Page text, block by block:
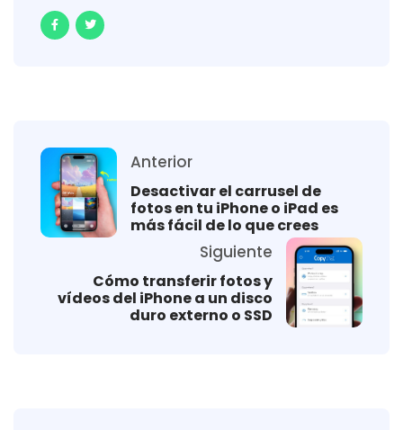
Anterior
Desactivar el carrusel de
fotos en tu iPhone o iPad es
más fácil de lo que crees
Siguiente
Cómo transferir fotos y
vídeos del iPhone a un disco
duro externo o SSD